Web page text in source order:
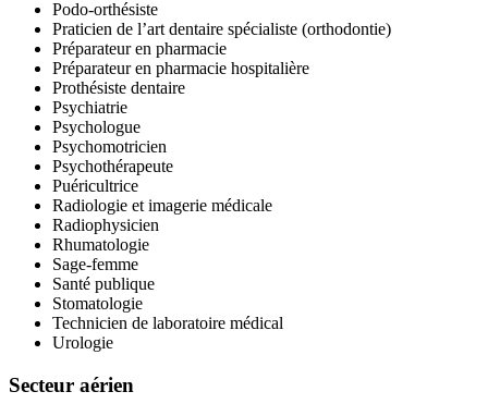
Podo-orthésiste
Praticien de l’art dentaire spécialiste (orthodontie)
Préparateur en pharmacie
Préparateur en pharmacie hospitalière
Prothésiste dentaire
Psychiatrie
Psychologue
Psychomotricien
Psychothérapeute
Puéricultrice
Radiologie et imagerie médicale
Radiophysicien
Rhumatologie
Sage-femme
Santé publique
Stomatologie
Technicien de laboratoire médical
Urologie
Secteur aérien